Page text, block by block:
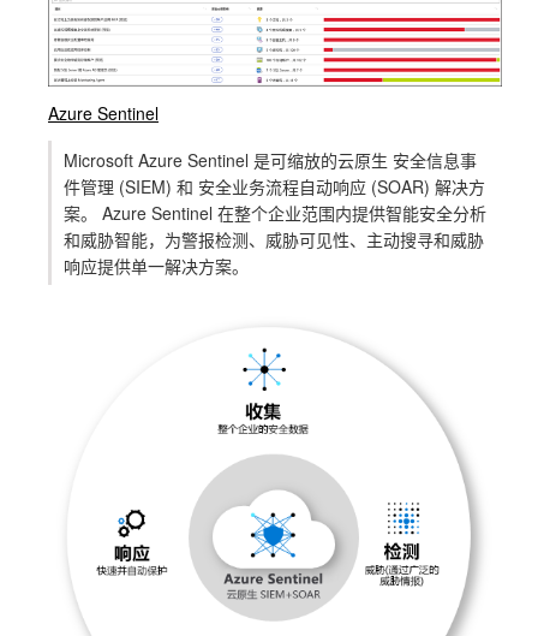
Azure Sentinel
Microsoft Azure Sentinel 是可缩放的云原生 安全信息事
件管理 (SIEM) 和 安全业务流程自动响应 (SOAR) 解决方
案。 Azure Sentinel 在整个企业范围内提供智能安全分析
和威胁智能，为警报检测、威胁可见性、主动搜寻和威胁
响应提供单一解决方案。